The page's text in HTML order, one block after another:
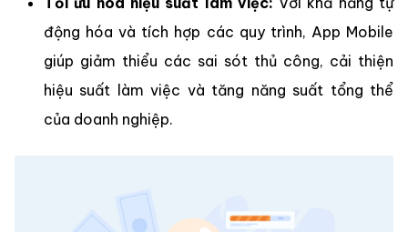
động hóa và tích hợp các quy trình, App Mobile
giúp giảm thiểu các sai sót thủ công, cải thiện
hiệu suất làm việc và tăng năng suất tổng thể
của doanh nghiệp.